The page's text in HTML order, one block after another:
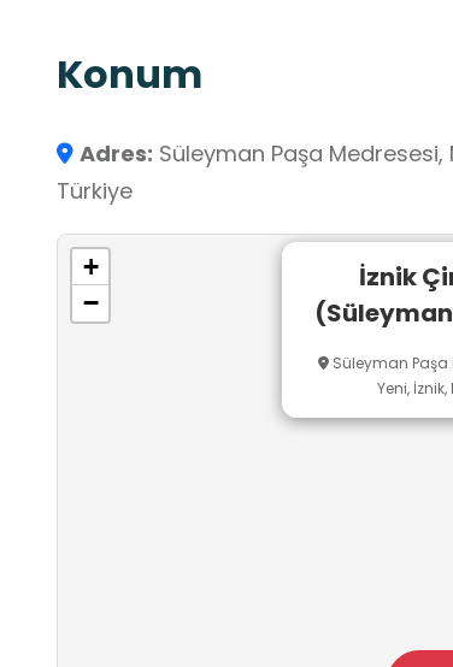
Konum
Adres: Süleyman Paşa Medresesi,
Türkiye
İznik
Süleyman Paşa
Yeni,
+
−